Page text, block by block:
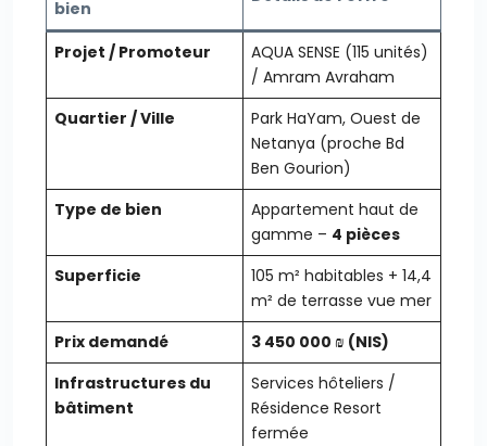
bien
Projet / Promoteur
AQUA SENSE (115 unités)
/ Amram Avraham
Quartier / Ville
Park HaYam, Ouest de
Netanya (proche Bd
Ben Gourion)
Type de bien
Appartement haut de
gamme – 4 pièces
Superficie
105 m² habitables + 14,4
m² de terrasse vue mer
Prix demandé
3 450 000 ₪ (NIS)
Infrastructures du
bâtiment
Services hôteliers /
Résidence Resort
fermée